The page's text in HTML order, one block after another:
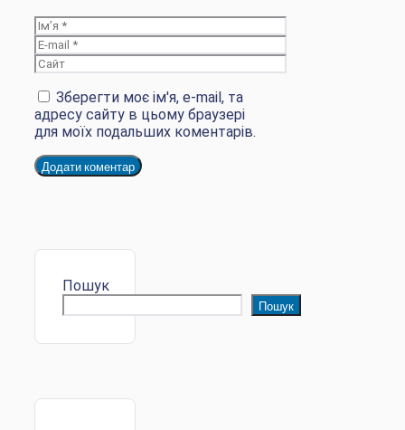
Ім’я
E-
mail
Сайт
Зберегти моє ім'я, e-mail, та
адресу сайту в цьому браузері
для моїх подальших коментарів.
Пошук
Пошук